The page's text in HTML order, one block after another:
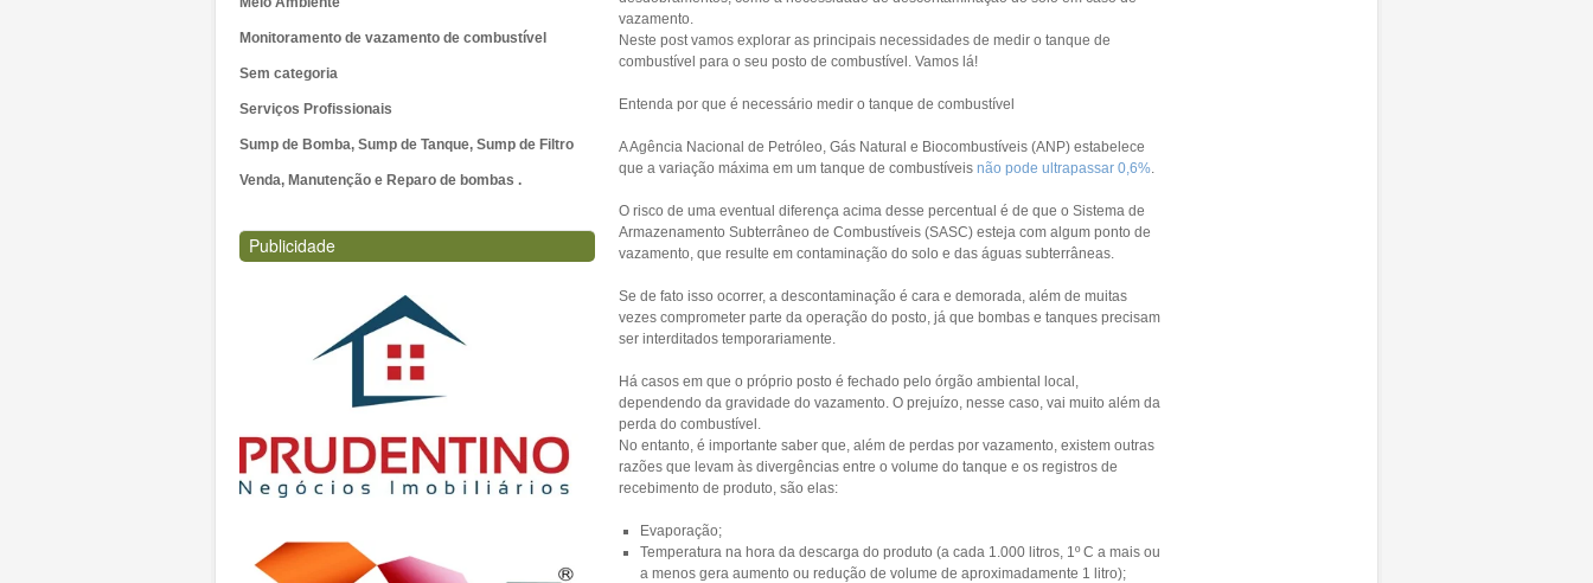
Monitoramento de vazamento de combustível
Sem categoria
Serviços Profissionais
Sump de Bomba, Sump de Tanque, Sump de Filtro
Venda, Manutenção e Reparo de bombas .
Publicidade
vazamento.
Neste post vamos explorar as principais necessidades de medir o tanque de
combustível para o seu posto de combustível. Vamos lá!
Entenda por que é necessário medir o tanque de combustível
A Agência Nacional de Petróleo, Gás Natural e Biocombustíveis (ANP) estabelece
que a variação máxima em um tanque de combustíveis não pode ultrapassar 0,6%.
O risco de uma eventual diferença acima desse percentual é de que o Sistema de
Armazenamento Subterrâneo de Combustíveis (SASC) esteja com algum ponto de
vazamento, que resulte em contaminação do solo e das águas subterrâneas.
Se de fato isso ocorrer, a descontaminação é cara e demorada, além de muitas
vezes comprometer parte da operação do posto, já que bombas e tanques precisam
ser interditados temporariamente.
Há casos em que o próprio posto é fechado pelo órgão ambiental local,
dependendo da gravidade do vazamento. O prejuízo, nesse caso, vai muito além da
perda do combustível.
No entanto, é importante saber que, além de perdas por vazamento, existem outras
razões que levam às divergências entre o volume do tanque e os registros de
recebimento de produto, são elas:
Evaporação;
Temperatura na hora da descarga do produto (a cada 1.000 litros, 1º C a mais ou
a menos gera aumento ou redução de volume de aproximadamente 1 litro);